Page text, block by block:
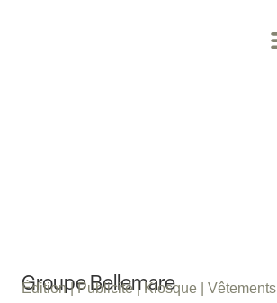
Groupe Bellemare
Édition | Publicité | Kiosque | Vêtements